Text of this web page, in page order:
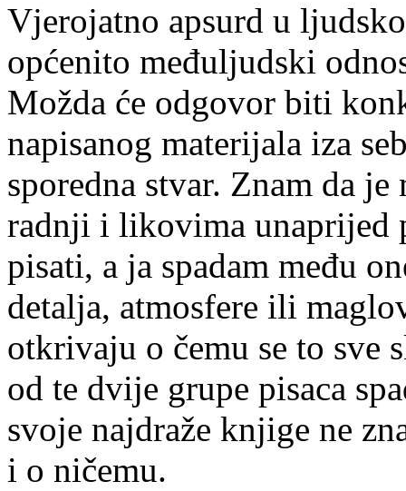
Vjerojatno apsurd u
općenito međuljudski
Možda će odgovor biti
napisanog materijala iza
sporedna stvar. Znam da
radnji i likovima unaprijed
pisati, a ja spadam među
detalja, atmosfere ili
otkrivaju o čemu se to sve
od te dvije grupe pisaca
svoje najdraže knjige ne
i o ničemu.